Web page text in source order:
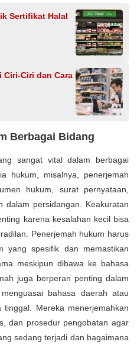
Sertifikat Halal
Ciri-Ciri dan Cara
Berbagai Bidang
sangat vital dalam berbagai
hukum, misalnya, penerjemah
hukum, surat pernyataan,
dalam persidangan. Keakuratan
karena kesalahan kecil bisa
Penerjemah hukum harus
yang spesifik dan memastikan
meskipun dibawa ke bahasa
juga berperan penting dalam
bahasa daerah atau
Mereka menerjemahkan
dan prosedur pengobatan agar
sedang terjadi dan bagaimana